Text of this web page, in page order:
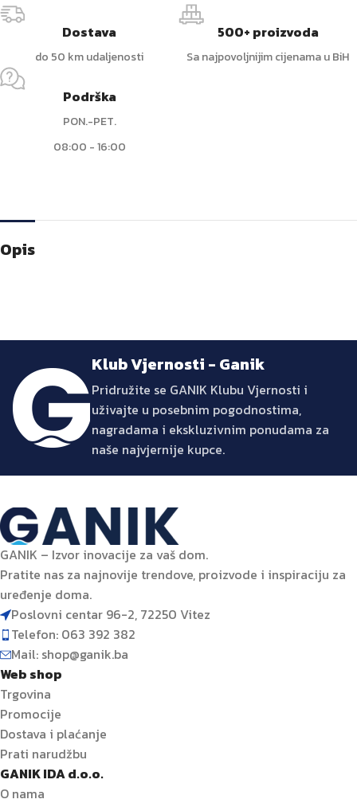
Dostava
do 50 km udaljenosti
500+ proizvoda
Sa najpovoljnijim cijenama u BiH
Podrška
PON.-PET.
08:00 - 16:00
Opis
Klub Vjernosti - Ganik
Pridružite se GANIK Klubu Vjernosti i
uživajte u posebnim pogodnostima,
nagradama i ekskluzivnim ponudama za
naše najvjernije kupce.
GANIK – Izvor inovacije za vaš dom.
Pratite nas za najnovije trendove, proizvode i inspiraciju za
uređenje doma.
Poslovni centar 96-2, 72250 Vitez
Telefon: 063 392 382
Mail: shop@ganik.ba
Web shop
Trgovina
Promocije
Dostava i plaćanje
Prati narudžbu
GANIK IDA d.o.o.
O nama